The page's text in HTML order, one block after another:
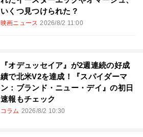
いくつ見つけられた？
映画ニュース 2026/8/2 11:00
『オデュッセイア』が2週連続の好成
績で北米V2を達成！『スパイダーマ
ン：ブランド・ニュー・デイ』の初日
速報もチェック
コラム 2026/8/2 10:30